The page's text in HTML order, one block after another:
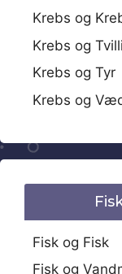
Krebs og
Krebs og
Krebs og Tyr
Krebs og
Fisk og Fisk
Fisk og